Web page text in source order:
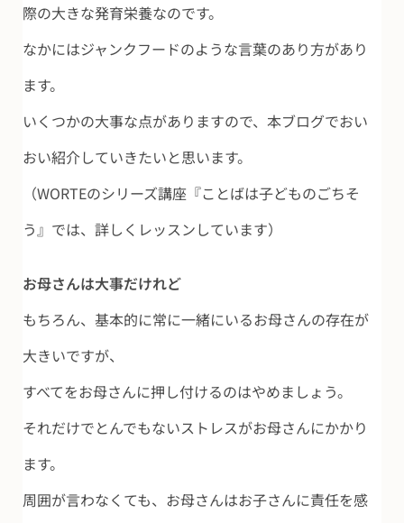
際の大きな発育栄養なのです。
なかにはジャンクフードのような言葉のあり方があり
ます。
いくつかの大事な点がありますので、本ブログでおい
おい紹介していきたいと思います。
（WORTEのシリーズ講座『ことばは子どものごちそ
う』では、詳しくレッスンしています）
お母さんは大事だけれど
もちろん、基本的に常に一緒にいるお母さんの存在が
大きいですが、
すべてをお母さんに押し付けるのはやめましょう。
それだけでとんでもないストレスがお母さんにかかり
ます。
周囲が言わなくても、お母さんはお子さんに責任を感